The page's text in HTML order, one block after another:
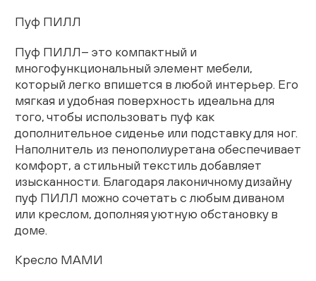
Детская
Кухня
Доставка и оплата
Проекты
Мебель для бизнеса
Пуф ПИЛЛ
Пуф ПИЛЛ– это компактный и
многофункциональный элемент мебели,
который легко впишется в любой интерьер. Его
мягкая и удобная поверхность идеальна для
того, чтобы использовать пуф как
дополнительное сиденье или подставку для ног.
Наполнитель из пенополиуретана обеспечивает
комфорт, а стильный текстиль добавляет
изысканности. Благодаря лаконичному дизайну
пуф ПИЛЛ можно сочетать с любым диваном
или креслом, дополняя уютную обстановку в
доме.
Кресло МАМИ